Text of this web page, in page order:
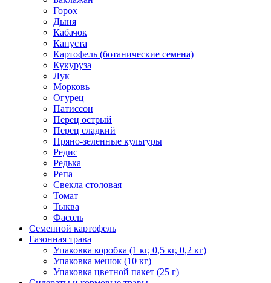
Горох
Дыня
Кабачок
Капуста
Картофель (ботанические семена)
Кукуруза
Лук
Морковь
Огурец
Патиссон
Перец острый
Перец сладкий
Пряно-зеленные культуры
Редис
Редька
Репа
Свекла столовая
Томат
Тыква
Фасоль
Семенной картофель
Газонная трава
Упаковка коробка (1 кг, 0,5 кг, 0,2 кг)
Упаковка мешок (10 кг)
Упаковка цветной пакет (25 г)